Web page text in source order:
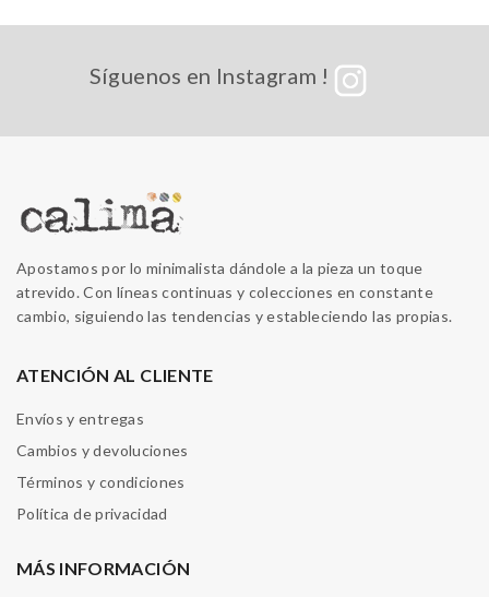
Síguenos en Instagram !
Apostamos por lo minimalista dándole a la pieza un toque
atrevido. Con líneas continuas y colecciones en constante
cambio, siguiendo las tendencias y estableciendo las propias.
ATENCIÓN AL CLIENTE
Envíos y entregas
Cambios y devoluciones
Términos y condiciones
Política de privacidad
MÁS INFORMACIÓN